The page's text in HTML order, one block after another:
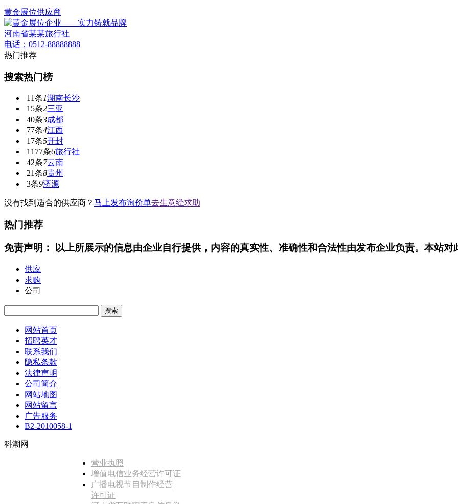
黄金展位供应商
河南省某某旅行社
电话：0512-88888888
热门推荐
搜索热门榜
11条1湖南长沙
15条2三亚
40条3成都
77条4江西
17条5开封
1177条6旅行社
42条7云南
21条8贵州
3条9济源
没有找到适合的供应商？ 马上发布询价单去生意经求助
热门推荐
免责声明： 以上所展示的信息由企业自行提供，内容的真实性、准确性和合法性由发布企业负责。本站对
供应
求购
公司
网站首页 |
招聘英才 |
联系我们 |
隐私条款 |
法律声明 |
公司简介 |
网站地图 |
网站留言 |
广告服务
B2-2010058-1
科潮网
营业执照
增值电信业务经营许可证
广播电视节目制作经营
许可证